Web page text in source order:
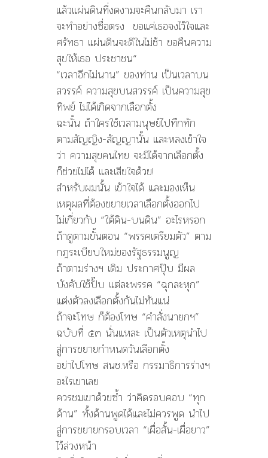
แล้วแผ่นดินที่งดงามจะคืนกลับมา เรา
จะทำอย่างซื่อตรง ขอแค่เธอจงไว้ใจและ
ศรัทธา แผ่นดินจะดีในไม่ช้า ขอคืนความ
สุขให้เธอ ประชาชน“
“เวลาอีกไม่นาน” ของท่าน เป็นเวลาบน
สวรรค์ ความสุขบนสวรรค์ เป็นความสุข
ทิพย์ ไม่ได้เกิดจากเลือกตั้ง
ฉะนั้น ถ้าใครใช้เวลามนุษย์ไปทึกทัก
ตามสัญญิง-สัญญานั้น และหลงเข้าใจ
ว่า ความสุขคนไทย จะมีได้จากเลือกตั้ง
ก็ช่วยไม่ได้ และเสียใจด้วย!
สำหรับผมนั้น เข้าใจได้ และมองเห็น
เหตุผลที่ต้องขยายเวลาเลือกตั้งออกไป
ไม่เกี่ยวกับ “ใต้ดิน-บนดิน” อะไรหรอก
ถ้าดูตามขั้นตอน “พรรคเตรียมตัว” ตาม
กฎระเบียบใหม่ของรัฐธรรมนูญ
ถ้าตามร่างฯ เดิม ประกาศปุ๊บ มีผล
บังคับใช้ปั๊บ แต่ละพรรค “ฉุกละหุก”
แต่งตัวลงเลือกตั้งกันไม่ทันแน่
ถ้าจะโทษ ก็ต้องโทษ “คำสั่งนายกฯ”
ฉบับที่ ๕๓ นั่นแหละ เป็นตัวเหตุนำไป
สู่การขยายกำหนดวันเลือกตั้ง
อย่าไปโทษ สนช.หรือ กรรมาธิการร่างฯ
อะไรเขาเลย
ควรชมเขาด้วยซ้ำ ว่าคิดรอบคอบ “ทุก
ด้าน” ทั้งด้านพูดได้และไม่ควรพูด นำไป
สู่การขยายกรอบเวลา “เผื่อสั้น-เผื่อยาว”
ไว้ล่วงหน้า